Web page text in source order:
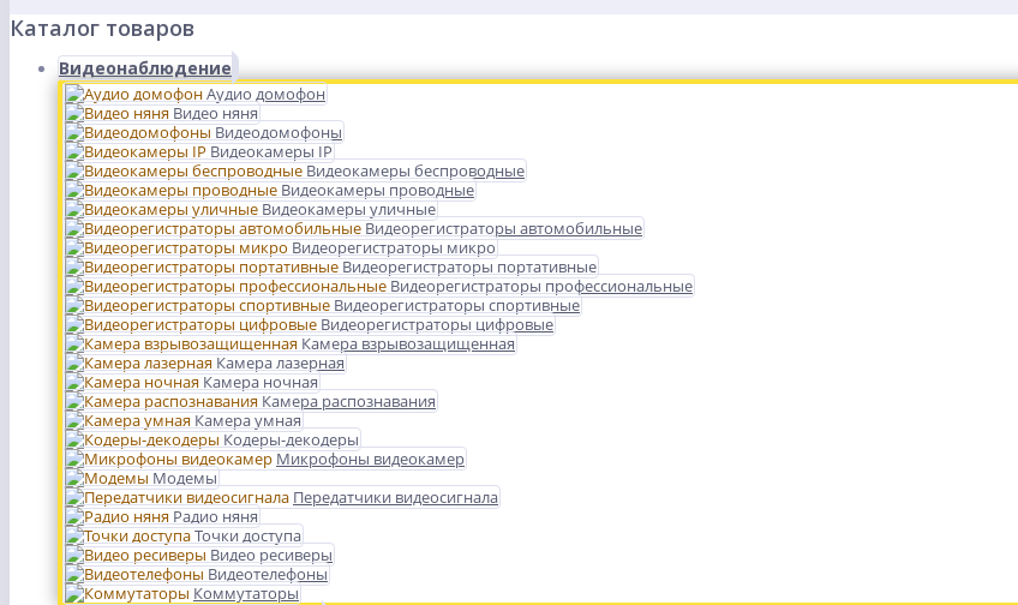
Каталог товаров
Видеонаблюдение
Аудио домофон
Видео няня
Видеодомофоны
Видеокамеры IP
Видеокамеры беспроводные
Видеокамеры проводные
Видеокамеры уличные
Видеорегистраторы автомобильные
Видеорегистраторы микро
Видеорегистраторы портативные
Видеорегистраторы профессиональные
Видеорегистраторы спортивные
Видеорегистраторы цифровые
Камера взрывозащищенная
Камера лазерная
Камера ночная
Камера распознавания
Камера умная
Кодеры-декодеры
Микрофоны видеокамер
Модемы
Передатчики видеосигнала
Радио няня
Точки доступа
Видео ресиверы
Видеотелефоны
Коммутаторы